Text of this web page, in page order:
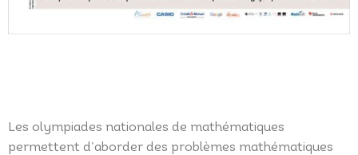
Les olympiades nationales de mathématiques
permettent d’aborder des problèmes mathématiques